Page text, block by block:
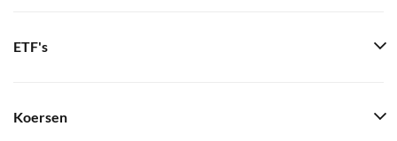
ETF's
Koersen